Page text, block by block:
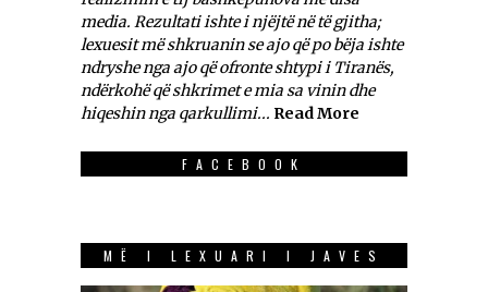
media. Rezultati ishte i njëjtë në të gjitha;
lexuesit më shkruanin se ajo që po bëja ishte
ndryshe nga ajo që ofronte shtypi i Tiranës,
ndërkohë që shkrimet e mia sa vinin dhe
hiqeshin nga qarkullimi... Read More
FACEBOOK
MË I LEXUARI I JAVES